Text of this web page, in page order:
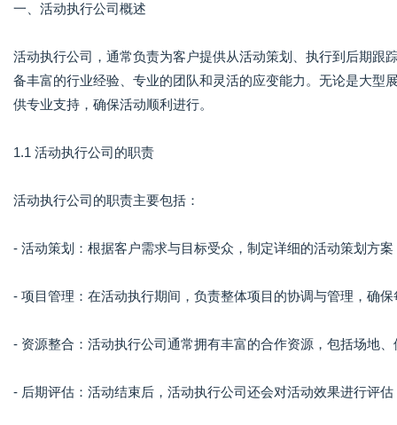
一、活动执行公司概述
活动执行公司，通常负责为客户提供从活动策划、执行到后期跟
备丰富的行业经验、专业的团队和灵活的应变能力。无论是大型
供专业支持，确保活动顺利进行。
1.1 活动执行公司的职责
活动执行公司的职责主要包括：
- 活动策划：根据客户需求与目标受众，制定详细的活动策划方
- 项目管理：在活动执行期间，负责整体项目的协调与管理，确
- 资源整合：活动执行公司通常拥有丰富的合作资源，包括场地
- 后期评估：活动结束后，活动执行公司还会对活动效果进行评